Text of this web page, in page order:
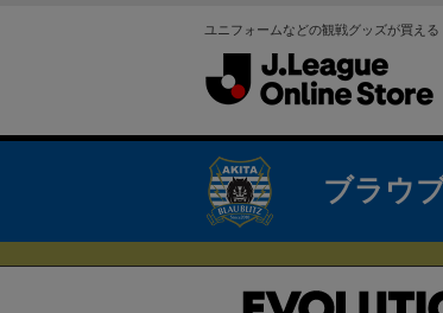
ユニフォームなどの観戦グッズが買え
ブラウ